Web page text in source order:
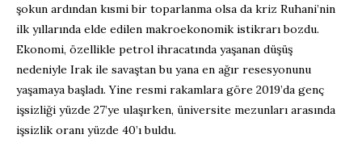
şokun ardından kısmi bir toparlanma olsa da kriz Ruhani’nin
ilk yıllarında elde edilen makroekonomik istikrarı bozdu.
Ekonomi, özellikle petrol ihracatında yaşanan düşüş
nedeniyle Irak ile savaştan bu yana en ağır resesyonunu
yaşamaya başladı. Yine resmi rakamlara göre 2019’da genç
işsizliği yüzde 27’ye ulaşırken, üniversite mezunları arasında
işsizlik oranı yüzde 40’ı buldu.